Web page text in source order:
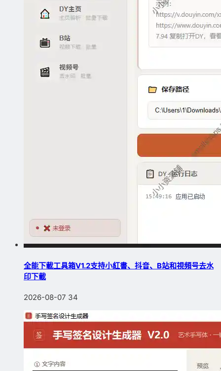
全能下載工具箱V1.2支持小紅書、抖音、B站和視頻号去水
印下載
2026-08-07 34